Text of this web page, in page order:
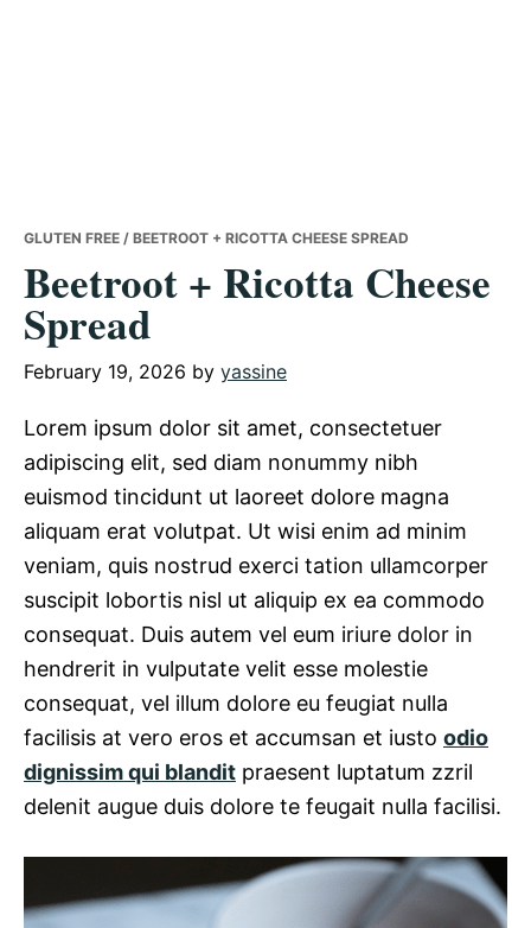
GLUTEN FREE / BEETROOT + RICOTTA CHEESE SPREAD
Beetroot + Ricotta Cheese
Spread
February 19, 2026 by yassine
Lorem ipsum dolor sit amet, consectetuer
adipiscing elit, sed diam nonummy nibh
euismod tincidunt ut laoreet dolore magna
aliquam erat volutpat. Ut wisi enim ad minim
veniam, quis nostrud exerci tation ullamcorper
suscipit lobortis nisl ut aliquip ex ea commodo
consequat. Duis autem vel eum iriure dolor in
hendrerit in vulputate velit esse molestie
consequat, vel illum dolore eu feugiat nulla
facilisis at vero eros et accumsan et iusto odio
dignissim qui blandit praesent luptatum zzril
delenit augue duis dolore te feugait nulla facilisi.